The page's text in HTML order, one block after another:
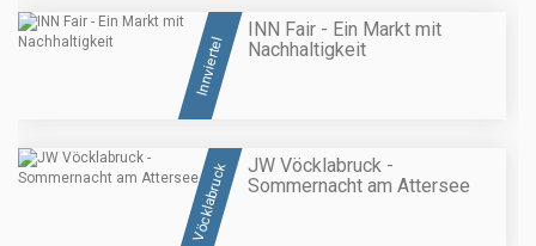
Innviertel
INN Fair - Ein Markt mit
Nachhaltigkeit
Vöcklabruck
JW Vöcklabruck -
Sommernacht am Attersee